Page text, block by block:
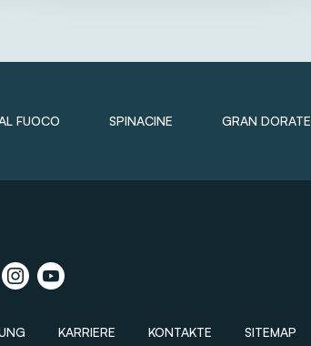
FUOCO SPINACINE GRAN DORATE
KARRIERE KONTAKTE SITEMAP